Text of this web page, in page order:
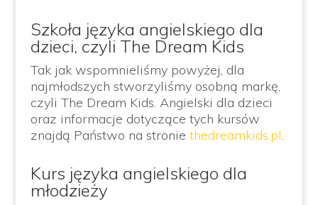
Szkoła języka angielskiego dla
dzieci, czyli The Dream Kids
Tak jak wspomnieliśmy powyżej, dla
najmłodszych stworzyliśmy osobną markę,
czyli The Dream Kids. Angielski dla dzieci
oraz informacje dotyczące tych kursów
znajdą Państwo na stronie thedreamkids.pl.
Kurs języka angielskiego dla
młodzieży